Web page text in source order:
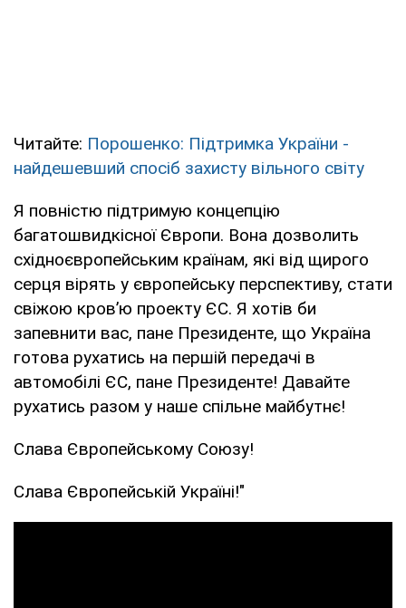
Читайте: Порошенко: Підтримка України -
найдешевший спосіб захисту вільного світу
Я повністю підтримую концепцію
багатошвидкісної Європи. Вона дозволить
східноєвропейським країнам, які від щирого
серця вірять у європейську перспективу, стати
свіжою кров’ю проекту ЄС. Я хотів би
запевнити вас, пане Президенте, що Україна
готова рухатись на першій передачі в
автомобілі ЄС, пане Президенте! Давайте
рухатись разом у наше спільне майбутнє!
Слава Європейському Союзу!
Слава Європейській Україні!"